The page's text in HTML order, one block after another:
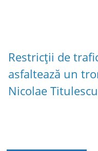
Restricții de
asfaltează un
Nicolae Titulescu